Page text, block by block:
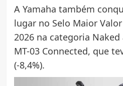
A Yamaha também
lugar no Selo Maior
2026 na categoria Naked
MT-03 Connected, que
(-8,4%).